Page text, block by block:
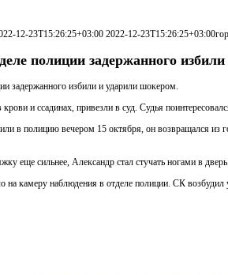
12-23T15:26:25+03:00 2022-12-23T15:26:25+03:00
полиции задержанного
задержанного избили и ударили шокером.
крови и ссадинах, привезли в суд. Судья
в полицию вечером 15 октября, он возвращался
еще сильнее, Александр стал стучать ногами в
камеру наблюдения в отделе полиции. СК возбудил